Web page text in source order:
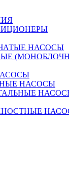
НАСОСЫ
НАСОСЫ
товара